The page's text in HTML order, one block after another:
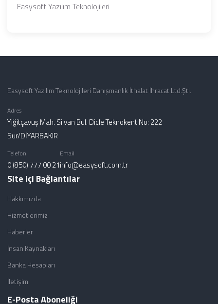
Easysoft Yazılım Teknolojileri
Easysoft Yazılım Teknolojileri Danışmanlık İthalat İhracat Ltd.Şti.
Adres
Yiğitçavuş Mah. Silvan Bul. Dicle Teknokent No: 222
Sur/DİYARBAKIR
Telefon
0 (850) 777 00 21
Email
info@easysoft.com.tr
Site içi Bağlantılar
Hakkımızda
Hizmetlerimiz
Haberler
İnsan Kaynakları
Banka Hesapları
İletişim
E-Posta Aboneliği